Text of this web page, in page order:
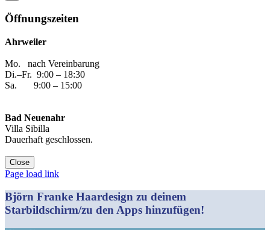
Öffnungszeiten
Ahrweiler
Mo. nach Vereinbarung
Di.–Fr. 9:00 – 18:30
Sa. 9:00 – 15:00
Bad Neuenahr
Villa Sibilla
Dauerhaft geschlossen.
Close
Facebook
Instagram
YouTube
Yelp
WhatsApp
E-
Page load link
Björn Franke Haardesign zu deinem
Starbildschirm/zu den Apps hinzufügen!